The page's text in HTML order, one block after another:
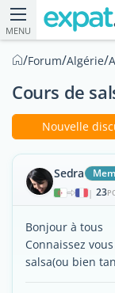
MENU
/Forum/Algérie/
Cours de
Nouvelle
Sedra
| 23
Bonjour à tous
Connaissez
salsa(ou bien